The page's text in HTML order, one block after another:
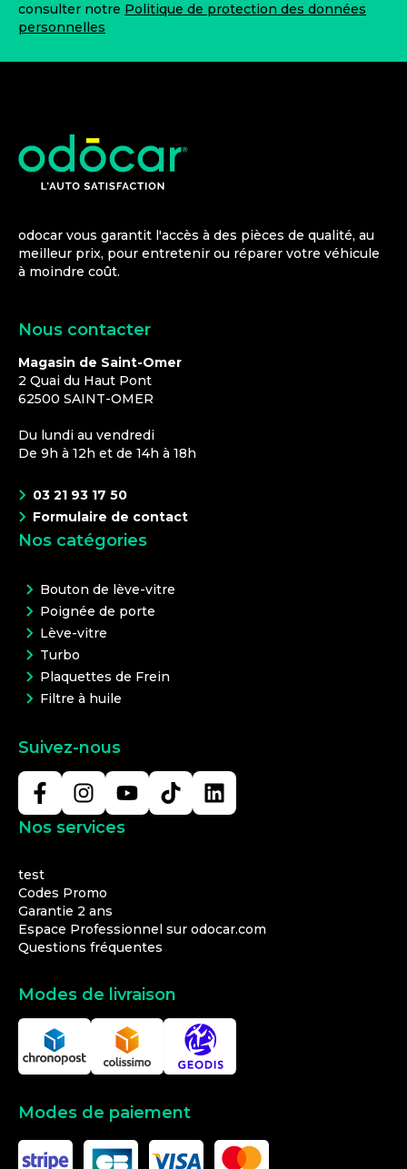
consulter notre Politique de protection des données
personnelles
odocar vous garantit l'accès à des pièces de qualité, au
meilleur prix, pour entretenir ou réparer votre véhicule
à moindre coût.
Nous contacter
Magasin de Saint-Omer
2 Quai du Haut Pont
62500 SAINT-OMER
Du lundi au vendredi
De 9h à 12h et de 14h à 18h
03 21 93 17 50
Formulaire de contact
Nos catégories
Bouton de lève-vitre
Poignée de porte
Lève-vitre
Turbo
Plaquettes de Frein
Filtre à huile
Suivez-nous
Nos services
test
Codes Promo
Garantie 2 ans
Espace Professionnel sur odocar.com
Questions fréquentes
Modes de livraison
Modes de paiement